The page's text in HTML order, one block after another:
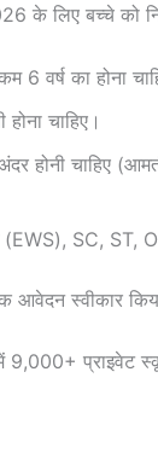
लिए बच्चे को
वर्ष का होना
होना चाहिए।
अंदर होनी चाहिए
(EWS), SC, ST,
स्वीकार
9,000+ प्राइवेट